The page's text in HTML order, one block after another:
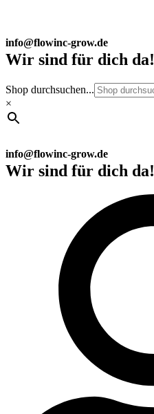
info@flowinc-grow.de
Wir sind für dich da!
Shop durchsuchen...
×
info@flowinc-grow.de
Wir sind für dich da!